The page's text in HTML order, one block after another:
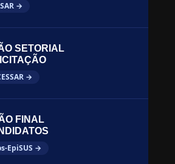
→
SETORIAL
→
FINAL
EpiSUS →